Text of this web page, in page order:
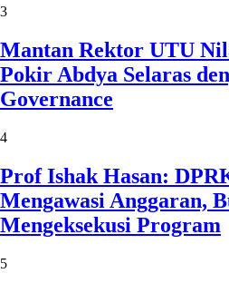
3
Mantan Rektor UTU
Pokir Abdya Selaras
Governance
4
Prof Ishak Hasan:
Mengawasi Anggaran,
Mengeksekusi Program
5